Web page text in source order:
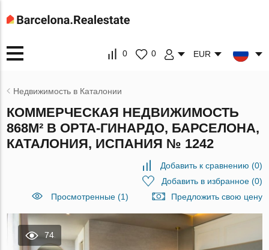
0 0 EUR
Недвижимость в Каталонии
КОММЕРЧЕСКАЯ НЕДВИЖИМОСТЬ
868М² В ОРТА-ГИНАРДО, БАРСЕЛОНА,
КАТАЛОНИЯ, ИСПАНИЯ № 1242
Добавить к сравнению (0)
Добавить в избранное(0)
Просмотренные (1)
Предложить свою цену
74